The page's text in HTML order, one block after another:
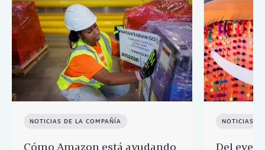
NOTICIAS DE LA COMPAÑÍA
Cómo Amazon está ayudando
NOTICIAS
Del